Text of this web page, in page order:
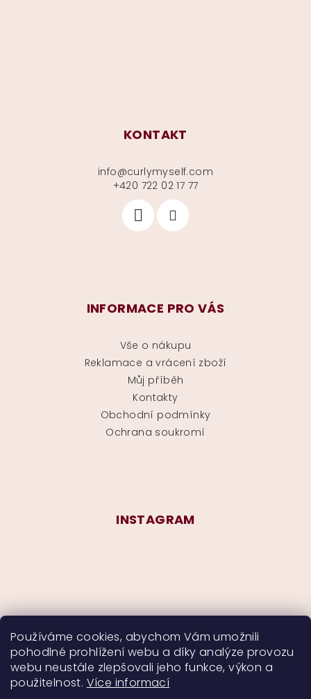
Používáme cookies, abychom Vám umožnili
pohodlné prohlížení webu a díky analýze provozu
webu neustále zlepšovali jeho funkce, výkon a
použitelnost. Více informací
KONTAKT
info@curlymyself.com
+420 722 02 17 77
INFORMACE PRO VÁS
Vše o nákupu
Reklamace a vrácení zboží
Můj příběh
Kontakty
Obchodní podmínky
Ochrana soukromí
INSTAGRAM
Sledovat na Instagramu